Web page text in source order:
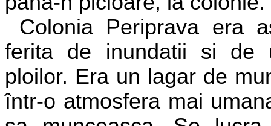
Colonia Periprava era
ferita de inundatii si de
ploilor. Era un lagar de
într-o atmosfera mai